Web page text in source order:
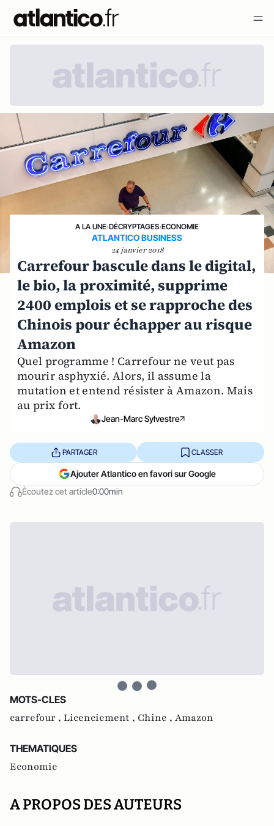
A LA UNE›DÉCRYPTAGES›ECONOMIE
ATLANTICO BUSINESS
24 janvier 2018
Carrefour bascule dans le digital,
le bio, la proximité, supprime
2400 emplois et se rapproche des
Chinois pour échapper au risque
Amazon
Quel programme ! Carrefour ne veut pas
mourir asphyxié. Alors, il assume la
mutation et entend résister à Amazon. Mais
au prix fort.
Jean-Marc Sylvestre
Écoutez cet article0:00min
PARTAGER CLASSER
Ajouter Atlantico en favori sur Google
MOTS-CLES
carrefour , Licenciement , Chine , Amazon
THEMATIQUES
Economie
A PROPOS DES AUTEURS